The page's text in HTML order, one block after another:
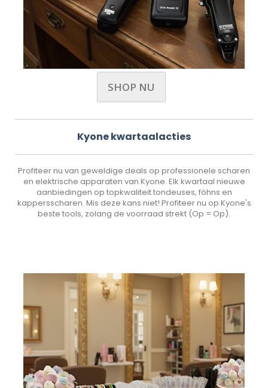
SHOP NU
Kyone kwartaalacties
Profiteer nu van geweldige deals op professionele scharen
en elektrische apparaten van Kyone. Elk kwartaal nieuwe
aanbiedingen op topkwaliteit tondeuses, föhns en
kappersscharen. Mis deze kans niet! Profiteer nu op Kyone's
beste tools, zolang de voorraad strekt (Op = Op).